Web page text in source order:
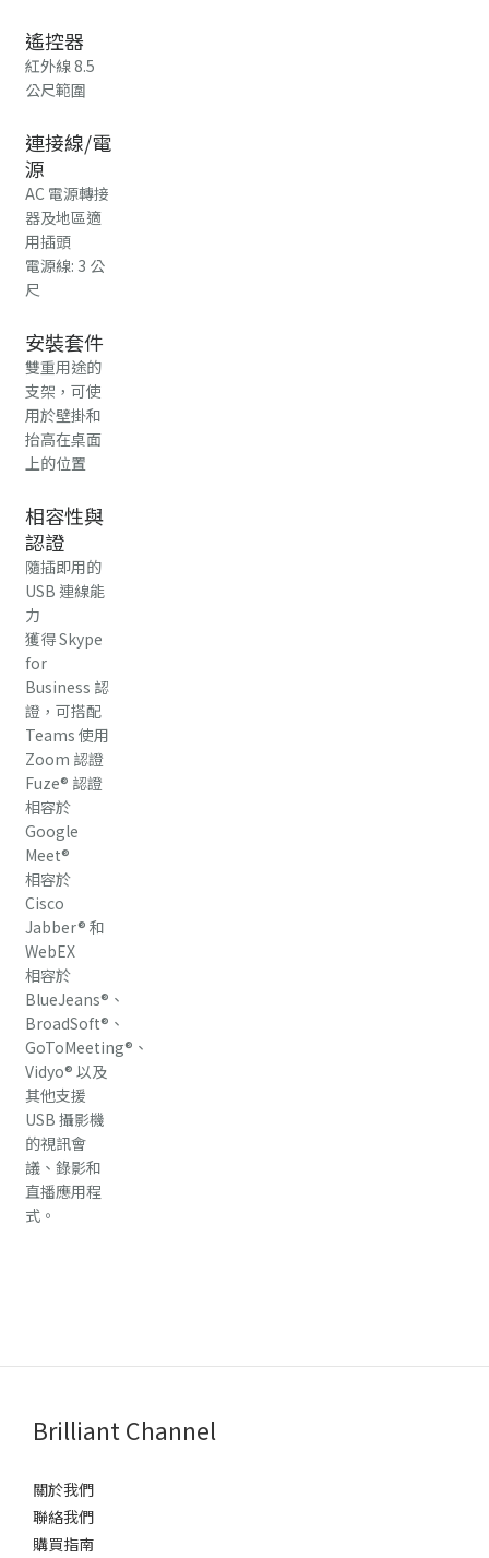
遙控器
紅外線 8.5
公尺範圍
連接線/電
源
AC 電源轉接
器及地區適
用插頭
電源線: 3 公
尺
安裝套件
雙重用途的
支架，可使
用於壁掛和
抬高在桌面
上的位置
相容性與
認證
隨插即用的
USB 連線能
力
獲得 Skype
for
Business 認
證，可搭配
Teams 使用
Zoom 認證
Fuze® 認證
相容於
Google
Meet®
相容於
Cisco
Jabber® 和
WebEX
相容於
BlueJeans®、
BroadSoft®、
GoToMeeting®、
Vidyo® 以及
其他支援
USB 攝影機
的視訊會
議、錄影和
直播應用程
式。
Brilliant Channel
關於我們
聯絡我們
購買指南